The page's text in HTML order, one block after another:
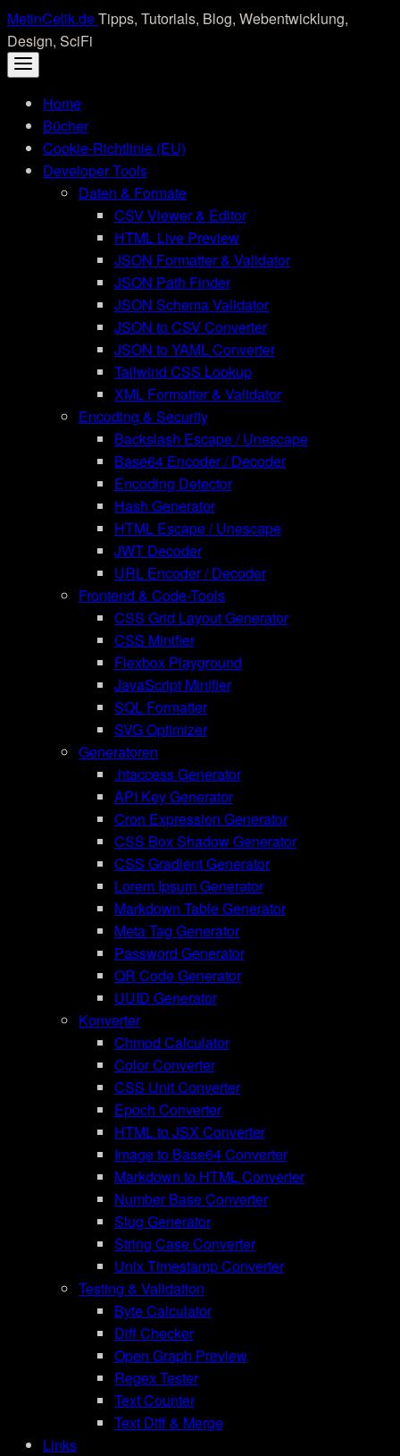
Skip
to
content
MetinCelik.deTipps, Tutorials, Blog, Webentwicklung,
Design, SciFi
Home
Bücher
Cookie-Richtlinie (EU)
Developer Tools
Daten & Formate
CSV Viewer & Editor
HTML Live Preview
JSON Formatter & Validator
JSON Path Finder
JSON Schema Validator
JSON to CSV Converter
JSON to YAML Converter
Tailwind CSS Lookup
XML Formatter & Validator
Encoding & Security
Backslash Escape / Unescape
Base64 Encoder / Decoder
Encoding Detector
Hash Generator
HTML Escape / Unescape
JWT Decoder
URL Encoder / Decoder
Frontend & Code-Tools
CSS Grid Layout Generator
CSS Minifier
Flexbox Playground
JavaScript Minifier
SQL Formatter
SVG Optimizer
Generatoren
.htaccess Generator
API Key Generator
Cron Expression Generator
CSS Box Shadow Generator
CSS Gradient Generator
Lorem Ipsum Generator
Markdown Table Generator
Meta Tag Generator
Password Generator
QR Code Generator
UUID Generator
Konverter
Chmod Calculator
Color Converter
CSS Unit Converter
Epoch Converter
HTML to JSX Converter
Image to Base64 Converter
Markdown to HTML Converter
Number Base Converter
Slug Generator
String Case Converter
Unix Timestamp Converter
Testing & Validation
Byte Calculator
Diff Checker
Open Graph Preview
Regex Tester
Text Counter
Text Diff & Merge
Links